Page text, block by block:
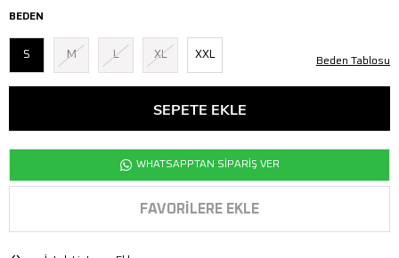
BEDEN
S M L XL XXL
Beden Tablosu
WHATSAPPTAN SİPARİŞ VER
FAVORILERE EKLE